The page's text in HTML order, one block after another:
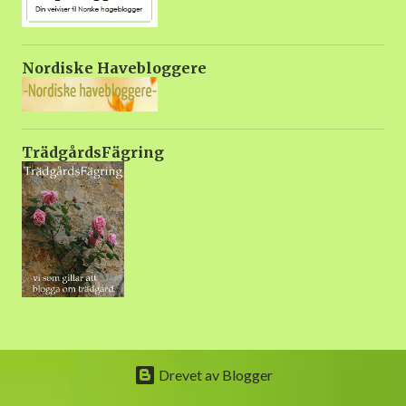
gjødsel. Svak gjødsel en gan...
Nordiske Havebloggere
TrädgårdsFägring
Drevet av Blogger